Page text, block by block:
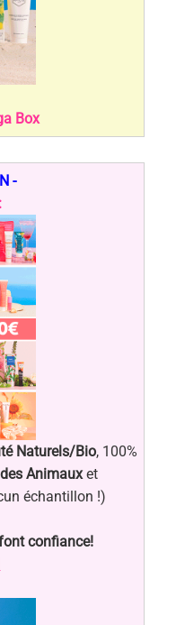
Box
-
Naturels/Bio, 100%
Animauxet
échantillon !)
confiance!